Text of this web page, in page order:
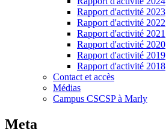
Rapport d'activité 2023
Rapport d'activité 2022
Rapport d'activité 2021
Rapport d'activité 2020
Rapport d'activité 2019
Rapport d'activité 2018
Contact et accès
Médias
Campus CSCSP à Marly
Meta